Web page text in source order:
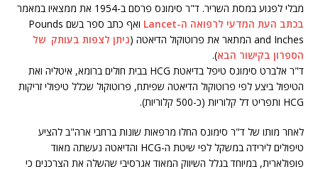
מבלי לפגוע במסת השריר. ד"ר סימונס פרסם ב-1954 את ממצאיו במאמר
בכתב העת המדעי לרפואה ה-Lancet
ואף כתב ספר בשם Pounds
and Inches המתאר את פרוטוקול הדיאטה (
ניתן לצפות בעותק של
הספרון בקישור הבא).
ד"ר אלברט סימונס טיפל בדיאטת HCG בבית חולים ברומא, איטליה ואת
הטיפול ביצע לפי פרוטוקול הדיאטה שפיתח, פרוטוקול שכלל טיפולי זריקות
HCG ותפריט דל קלוריות (כ-500 קלוריות).
לאחר מותו של ד"ר סימונס החלו מרפאות שונות ברחבי ארה"ב להציע
טיפולים לירידה במשקל לפי שיטת ה-HCG והדיאטה נעשתה מאוד
פופולארית, במיוחד בגלל השיווק המאוד אגרסיבי שהשלה את הצרכנים כי